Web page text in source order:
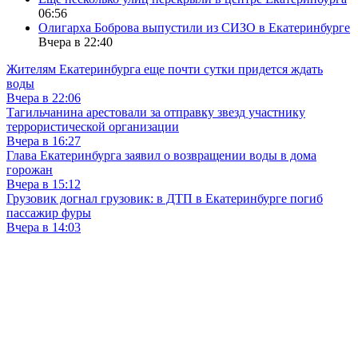
06:56
Олигарха Боброва выпустили из СИЗО в Екатеринбурге
Вчера в 22:40
Жителям Екатеринбурга еще почти сутки придется ждать
воды
Вчера в 22:06
Тагильчанина арестовали за отправку звезд участнику
террористической организации
Вчера в 16:27
Глава Екатеринбурга заявил о возвращении воды в дома
горожан
Вчера в 15:12
Грузовик догнал грузовик: в ДТП в Екатеринбурге погиб
пассажир фуры
Вчера в 14:03